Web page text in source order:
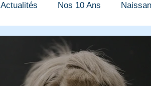
Actualités Nos 10 Ans